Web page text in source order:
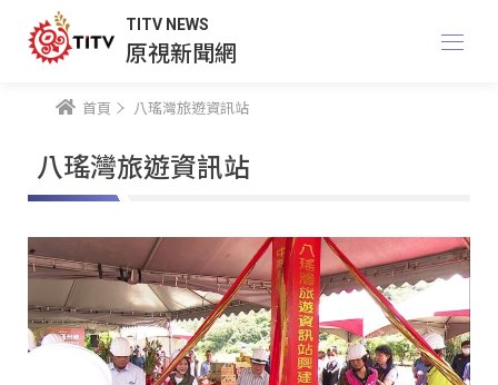
TITV NEWS
原視新聞網
首頁 八瑤灣旅遊資訊站
八瑤灣旅遊資訊站